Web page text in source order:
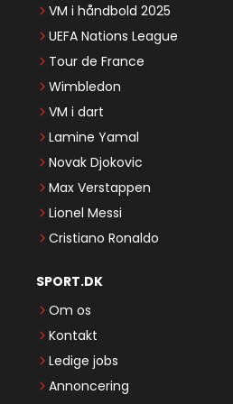
VM i håndbold 2025
UEFA Nations League
Tour de France
Wimbledon
VM i dart
Lamine Yamal
Novak Djokovic
Max Verstappen
Lionel Messi
Cristiano Ronaldo
SPORT.DK
Om os
Kontakt
Ledige jobs
Annoncering